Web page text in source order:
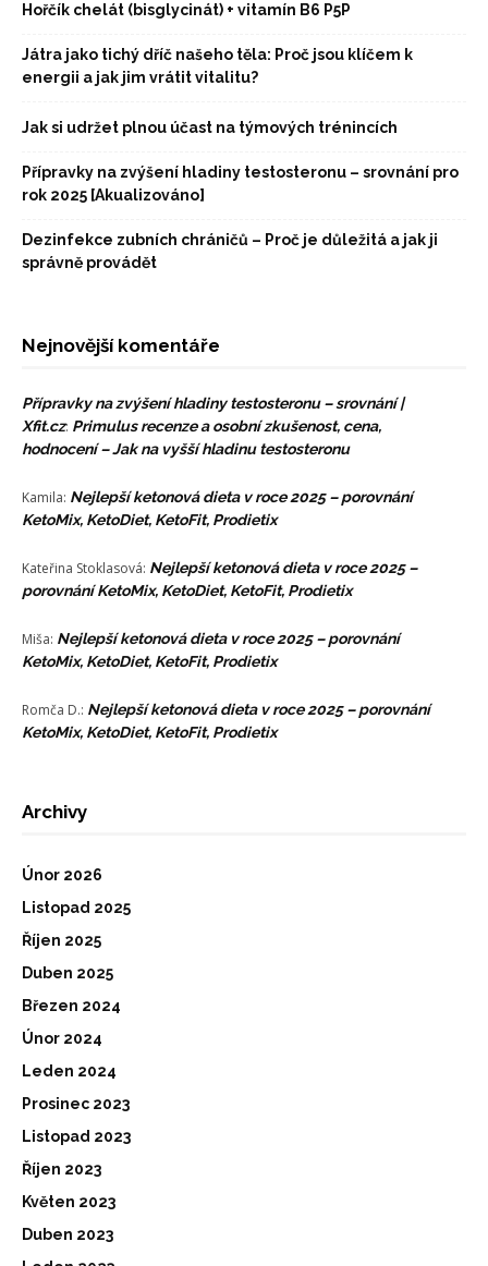
Hořčík chelát (bisglycinát) + vitamín B6 P5P
Játra jako tichý dříč našeho těla: Proč jsou klíčem k
energii a jak jim vrátit vitalitu?
Jak si udržet plnou účast na týmových trénincích
Přípravky na zvýšení hladiny testosteronu – srovnání pro
rok 2025 [Akualizováno]
Dezinfekce zubních chráničů – Proč je důležitá a jak ji
správně provádět
Nejnovější komentáře
Přípravky na zvýšení hladiny testosteronu – srovnání |
Xfit.cz: Primulus recenze a osobní zkušenost, cena,
hodnocení – Jak na vyšší hladinu testosteronu
Kamila: Nejlepší ketonová dieta v roce 2025 – porovnání
KetoMix, KetoDiet, KetoFit, Prodietix
Kateřina Stoklasová: Nejlepší ketonová dieta v roce 2025 –
porovnání KetoMix, KetoDiet, KetoFit, Prodietix
Miša: Nejlepší ketonová dieta v roce 2025 – porovnání
KetoMix, KetoDiet, KetoFit, Prodietix
Romča D.: Nejlepší ketonová dieta v roce 2025 – porovnání
KetoMix, KetoDiet, KetoFit, Prodietix
Archivy
Únor 2026
Listopad 2025
Říjen 2025
Duben 2025
Březen 2024
Únor 2024
Leden 2024
Prosinec 2023
Listopad 2023
Říjen 2023
Květen 2023
Duben 2023